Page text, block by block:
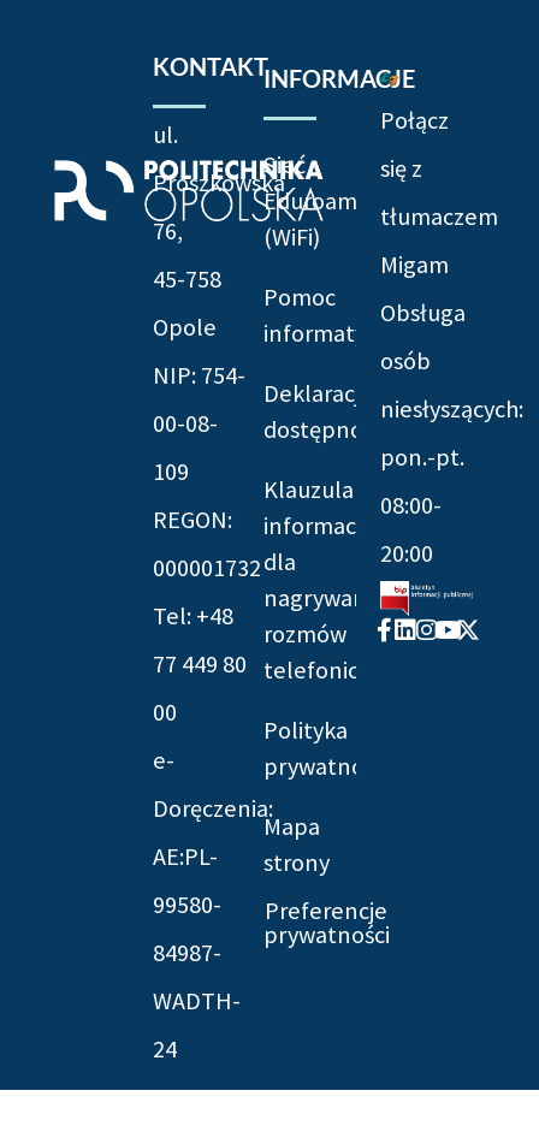
KONTAKT
ul.
Prószkowska
76,
45-758
Opole
NIP: 754-
00-08-
109
REGON:
000001732
Tel: +48
77 449 80
00
e-
Doręczenia:
AE:PL-
99580-
84987-
WADTH-
24
INFORMACJE
Sieć
Eduroam
(WiFi)
Pomoc
informatyczna
Deklaracja
dostępności
Klauzula
informacyjna
dla
nagrywania
rozmów
telefonicznych
Polityka
prywatności
Mapa
strony
Preferencje
prywatności
Połącz
się z
tłumaczem
Migam
Obsługa
osób
niesłyszących:
pon.-pt.
08:00-
20:00
Facebook-
f
Linkedin
Instagram
Youtube
X-
twitter